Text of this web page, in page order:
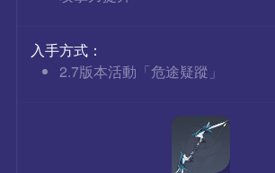
入手方式：
2.7版本活動「危途疑蹤」